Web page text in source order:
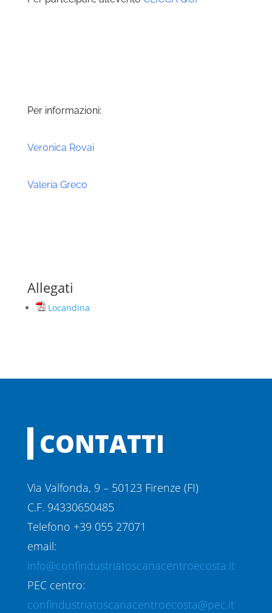
Per informazioni:
Veronica Rovai
Valeria Greco
Allegati
Locandina
CONTATTI
Via Valfonda, 9 – 50123 Firenze (FI)
C.F. 94330650485
Telefono +39 055 27071
email:
info@confindustriatoscanacentroecosta.it
PEC centro:
confindustriatoscanacentroecosta@pec.it